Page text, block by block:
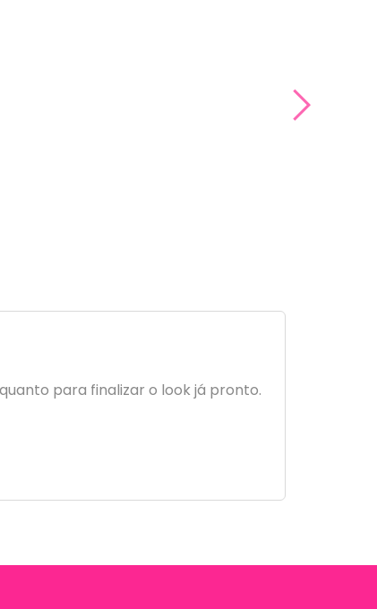
para finalizar o look já pronto.